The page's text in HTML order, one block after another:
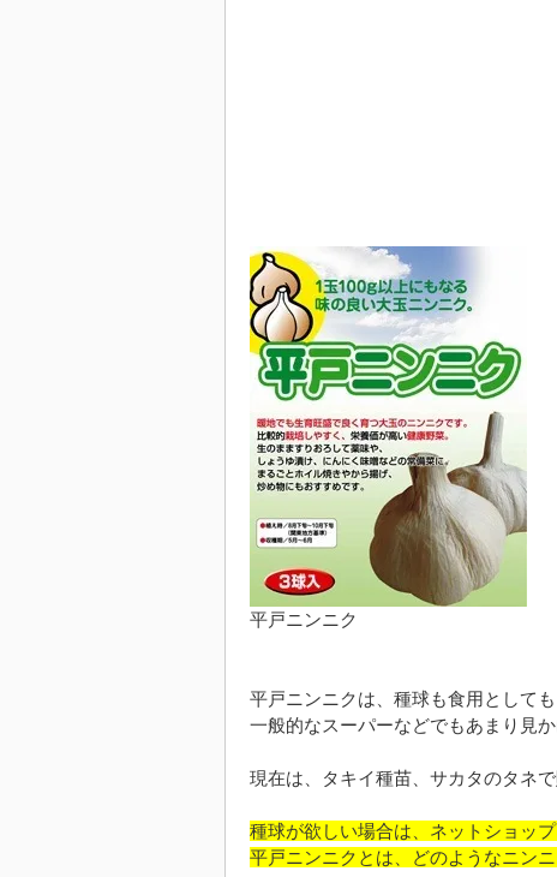
平戸ニンニク
平戸ニンニクは、種球も食用として
一般的なスーパーなどでもあまり見か
現在は、タキイ種苗、サカタのタネ
種球が欲しい場合は、ネットショッ
平戸ニンニクとは、どのようなニンニ